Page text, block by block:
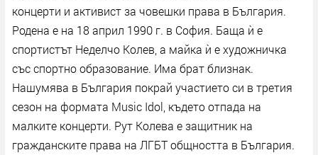
концерти и активист за човешки права в България.
Родена е на 18 април 1990 г. в София. Баща ѝ е
спортистът Неделчо Колев, а майка ѝ е художничка
със спортно образование. Има брат близнак.
Нашумява в България покрай участието си в третия
сезон на формата Music Idol, където отпада на
малките концерти. Рут Колева е защитник на
гражданските права на ЛГБТ общността в България.